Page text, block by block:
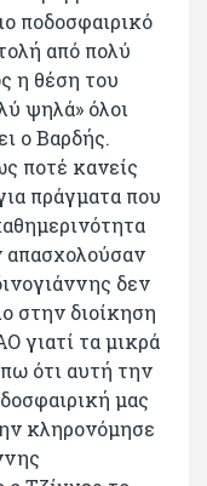
ποδοσφαιρικό
από πολύ
η θέση του
ψηλά» όλοι
ο Βαρδής.
ποτέ κανείς
πράγματα που
απασχολούσαν
δεν
στην διοίκηση
γιατί τα μικρά
ότι αυτή την
μας
κληρονόμησε